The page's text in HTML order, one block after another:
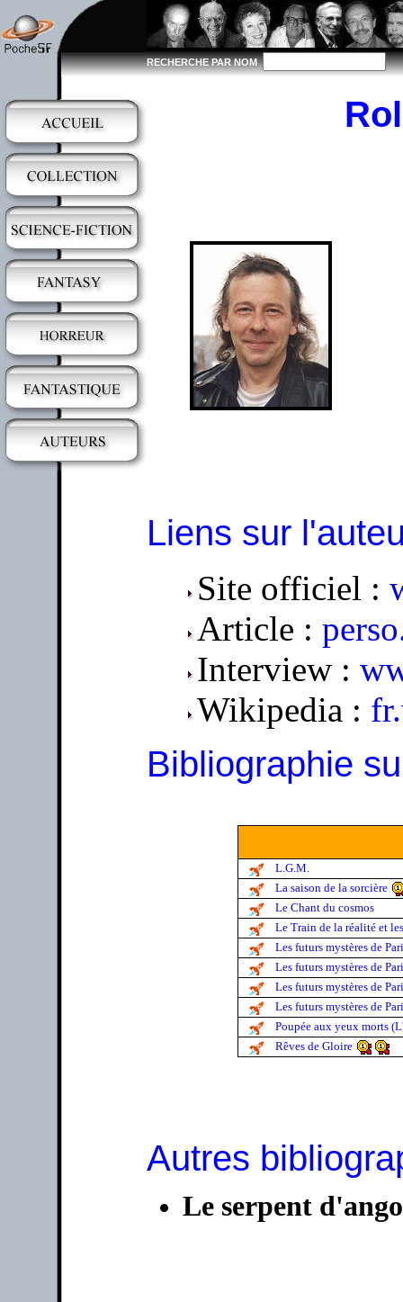
RECHERCHE PAR NOM
Liens sur
Site officiel :
Article :
Interview :
Wikipedia :
Bibliographie
L.G.M.
La saison de la sorcière
Le Chant du cosmos
Le Train de la réalité et
Les futurs mystères de
Les futurs mystères de
Les futurs mystères de
Les futurs mystères de
Poupée aux yeux morts
Rêves de Gloire
Autres
Le serpent